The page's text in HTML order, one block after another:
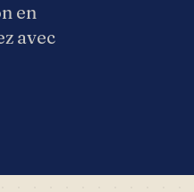
en
avec